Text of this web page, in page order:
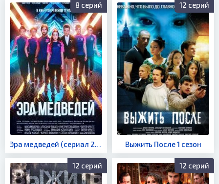
8 серий
Эра медведей (сериал 2020)
12 серий
Выжить После 1 сезон
12 серий 12 серий